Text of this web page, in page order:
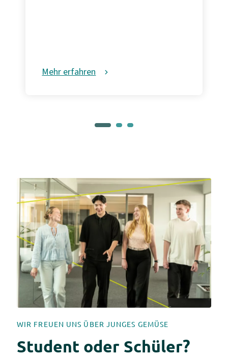
Mehr erfahren
WIR FREUEN UNS ÜBER JUNGES GEMÜSE
Student oder Schüler?